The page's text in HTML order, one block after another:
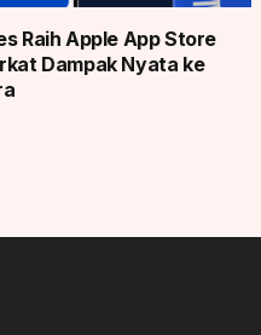
Raih Apple App Store
Dampak Nyata ke